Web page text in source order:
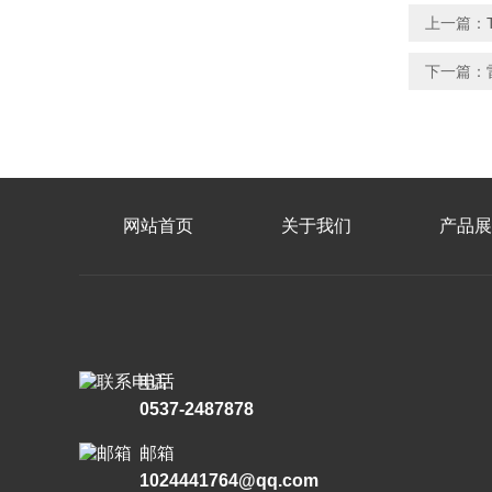
上一篇：
下一篇：
网站首页 关于我们 产品
电话
0537-2487878
邮箱
1024441764@qq.com